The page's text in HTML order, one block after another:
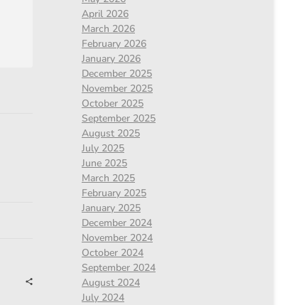
April 2026
March 2026
February 2026
January 2026
December 2025
November 2025
October 2025
September 2025
August 2025
July 2025
June 2025
March 2025
February 2025
January 2025
December 2024
November 2024
October 2024
September 2024
August 2024
July 2024